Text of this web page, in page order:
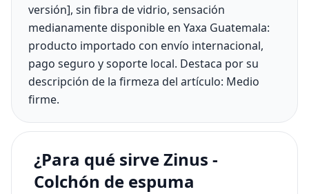
versión], sin fibra de vidrio, sensación
medianamente disponible en Yaxa Guatemala:
producto importado con envío internacional,
pago seguro y soporte local. Destaca por su
descripción de la firmeza del artículo: Medio
firme.
¿Para qué sirve Zinus -
Colchón de espuma